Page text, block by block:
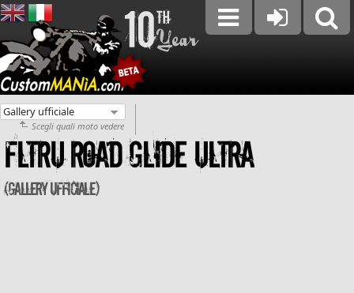
FLTRU Road Glide Ultra
(Gallery ufficiale)
Scegli quali moto vedere